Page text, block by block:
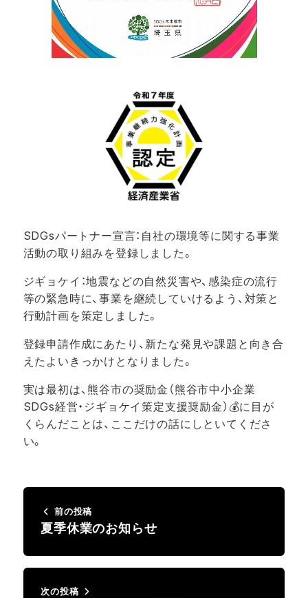
SDGsパートナー宣言：自社の環境等に関する事業
活動の取り組みを登録しました。
ジギョケイ：地震などの自然災害や、感染症の流行
等の緊急時に、事業を継続していけるよう、対策と
行動計画を策定しました。
登録申請作成にあたり、新たな発見や課題と向き合
えたよいきっかけとなりました。
実は最初は、熊谷市の奨励金（熊谷市中小企業
SDGs経営・ジギョケイ策定支援奨励金）💰に目が
くらんだことは、ここだけの話にしといてくださ
い。
前の投稿
夏季休業のお知らせ
次の投稿